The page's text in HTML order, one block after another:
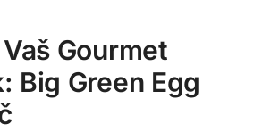
Gourmet
Big Green Egg